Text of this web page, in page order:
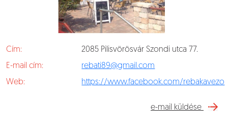
Cím:
2085 Pilisvörösvár Szondi utca 77.
E-mail cím:
rebati89@gmail.com
Web:
https://www.facebook.com/rebakavezo
e-mail küldése